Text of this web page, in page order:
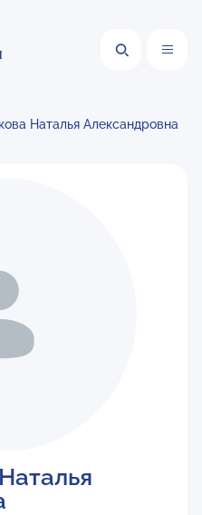
Наталья Александровна